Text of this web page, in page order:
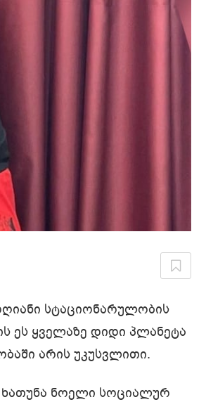
სტაციონარულობის
ეს ყველაზე დიდი პლანეტა
არის უკუსვლითი.
ნოელი სოციალურ